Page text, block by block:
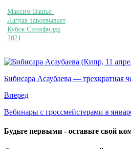
Максим Вашье-
Лаграв завоевывает
Кубок Синкфилда
2021
Бибисара Асаубаева — трехкратная
Вперед
Вебинары с гроссмейстерами в
Будьте первыми - оставьте свой